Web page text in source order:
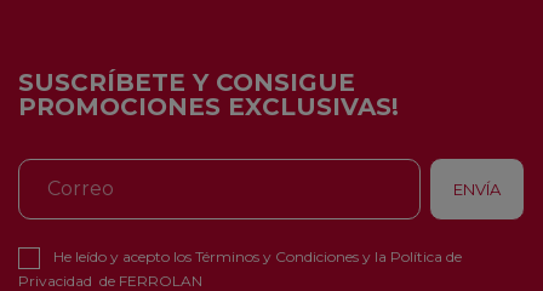
SUSCRÍBETE Y CONSIGUE
PROMOCIONES EXCLUSIVAS!
He leído y acepto los Términos y Condiciones y la Política de
Privacidad de FERROLAN